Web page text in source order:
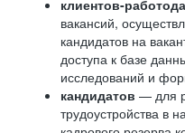
клиентов-
вакансий,
кандидатов на
доступа к базе
исследований и
кандидатов — для
трудоустройства в